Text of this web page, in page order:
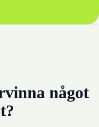
något